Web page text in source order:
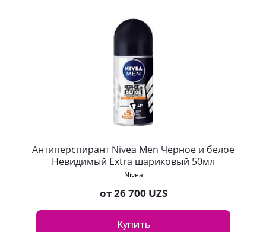
Антиперспирант Nivea Men Черное и белое
Невидимый Extra шариковый 50мл
Nivea
от26 700 UZS
Купить